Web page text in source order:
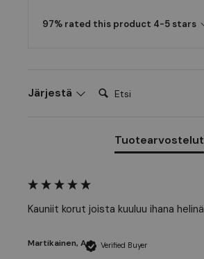
97% rated this product 4-5 stars
Järjestä Etsi:
Tuotearvostelut
Verified Buyer
Martikainen, A
Kauniit korut joista kuuluu ihana helinä